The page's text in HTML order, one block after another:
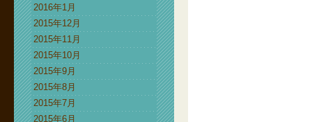
2016年1月
2015年12月
2015年11月
2015年10月
2015年9月
2015年8月
2015年7月
2015年6月